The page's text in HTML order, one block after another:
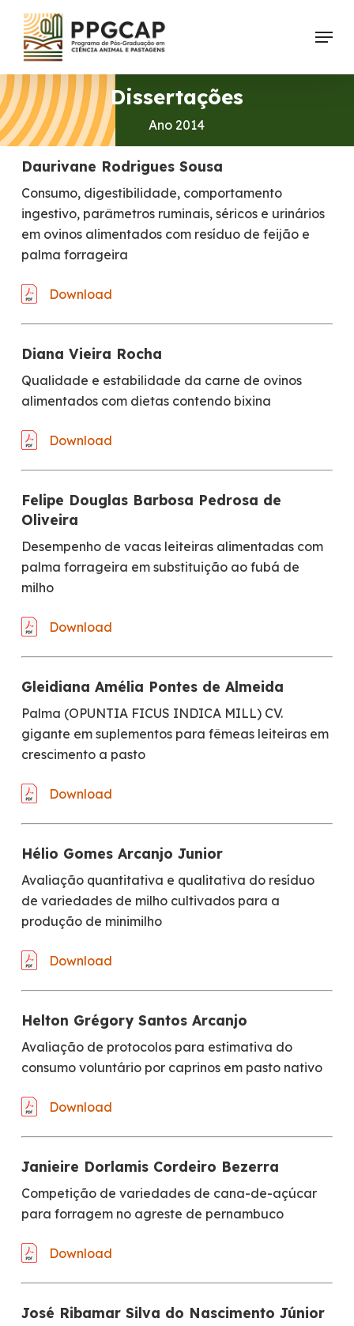
Skip
main
content
Menu
Dissertações
Ano 2014
Daurivane Rodrigues Sousa
Consumo, digestibilidade, comportamento
ingestivo, parâmetros ruminais, séricos e urinários
em ovinos alimentados com resíduo de feijão e
palma forrageira
Download
Diana Vieira Rocha
Qualidade e estabilidade da carne de ovinos
alimentados com dietas contendo bixina
Download
Felipe Douglas Barbosa Pedrosa de
Oliveira
Desempenho de vacas leiteiras alimentadas com
palma forrageira em substituição ao fubá de
milho
Download
Gleidiana Amélia Pontes de Almeida
Palma (OPUNTIA FICUS INDICA MILL) CV.
gigante em suplementos para fêmeas leiteiras em
crescimento a pasto
Download
Hélio Gomes Arcanjo Junior
Avaliação quantitativa e qualitativa do resíduo
de variedades de milho cultivados para a
produção de minimilho
Download
Helton Grégory Santos Arcanjo
Avaliação de protocolos para estimativa do
consumo voluntário por caprinos em pasto nativo
Download
Janieire Dorlamis Cordeiro Bezerra
Competição de variedades de cana-de-açúcar
para forragem no agreste de pernambuco
Download
José Ribamar Silva do Nascimento Júnior